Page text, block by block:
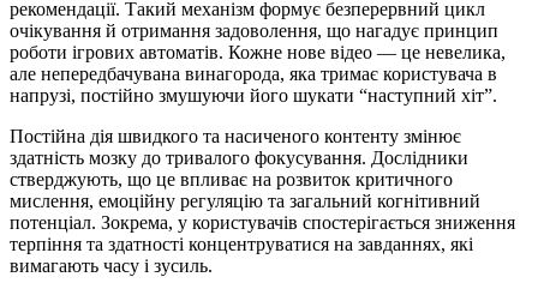
рекомендації. Такий механізм формує безперервний цикл
очікування й отримання задоволення, що нагадує принцип
роботи ігрових автоматів. Кожне нове відео — це невелика,
але непередбачувана винагорода, яка тримає користувача в
напрузі, постійно змушуючи його шукати “наступний хіт”.
Постійна дія швидкого та насиченого контенту змінює
здатність мозку до тривалого фокусування. Дослідники
стверджують, що це впливає на розвиток критичного
мислення, емоційну регуляцію та загальний когнітивний
потенціал. Зокрема, у користувачів спостерігається зниження
терпіння та здатності концентруватися на завданнях, які
вимагають часу і зусиль.